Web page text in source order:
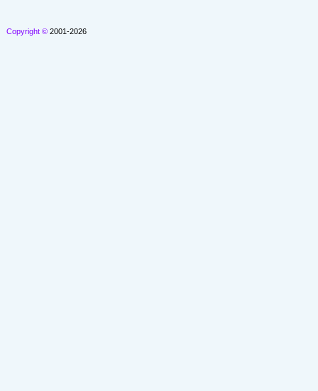
Copyright © 2001-2026